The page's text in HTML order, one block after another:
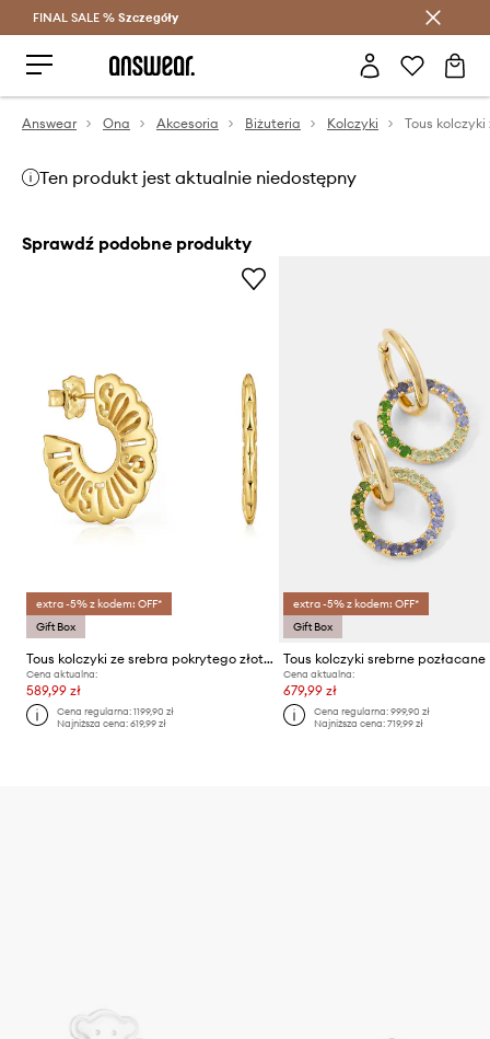
Oszczędzaj z Answear Club >
FINAL SALE % Szczegóły
Answear Ona Akcesoria Biżuteria Kolczyki
Ten produkt jest aktualnie niedostępny
Sprawdź podobne produkty
extra -5% z kodem: OFF*
Gift Box
Tous kolczyki ze srebra pokrytego złotem Miranda
Cena aktualna:
589,99 zł
Cena regularna:1199,90 zł
Najniższa cena:619,99 zł
extra -5% z kodem: OFF*
Gift Box
Tous kolczyki srebrne pozłacane
Cena aktualna:
679,99 zł
Cena regularna: 999,90 zł
Najniższa cena: 719,99 zł